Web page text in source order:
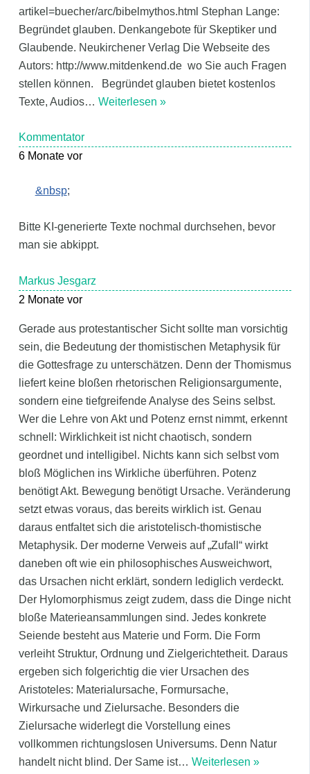
artikel=buecher/arc/bibelmythos.html Stephan Lange:
Begründet glauben. Denkangebote für Skeptiker und
Glaubende. Neukirchener Verlag Die Webseite des
Autors: http://www.mitdenkend.de wo Sie auch Fragen
stellen können. Begründet glauben bietet kostenlos
Texte, Audios… Weiterlesen »
Kommentator
6 Monate vor
&nbsp;
Bitte KI-generierte Texte nochmal durchsehen, bevor
man sie abkippt.
Markus Jesgarz
2 Monate vor
Gerade aus protestantischer Sicht sollte man vorsichtig
sein, die Bedeutung der thomistischen Metaphysik für
die Gottesfrage zu unterschätzen. Denn der Thomismus
liefert keine bloßen rhetorischen Religionsargumente,
sondern eine tiefgreifende Analyse des Seins selbst.
Wer die Lehre von Akt und Potenz ernst nimmt, erkennt
schnell: Wirklichkeit ist nicht chaotisch, sondern
geordnet und intelligibel. Nichts kann sich selbst vom
bloß Möglichen ins Wirkliche überführen. Potenz
benötigt Akt. Bewegung benötigt Ursache. Veränderung
setzt etwas voraus, das bereits wirklich ist. Genau
daraus entfaltet sich die aristotelisch-thomistische
Metaphysik. Der moderne Verweis auf „Zufall“ wirkt
daneben oft wie ein philosophisches Ausweichwort,
das Ursachen nicht erklärt, sondern lediglich verdeckt.
Der Hylomorphismus zeigt zudem, dass die Dinge nicht
bloße Materieansammlungen sind. Jedes konkrete
Seiende besteht aus Materie und Form. Die Form
verleiht Struktur, Ordnung und Zielgerichtetheit. Daraus
ergeben sich folgerichtig die vier Ursachen des
Aristoteles: Materialursache, Formursache,
Wirkursache und Zielursache. Besonders die
Zielursache widerlegt die Vorstellung eines
vollkommen richtungslosen Universums. Denn Natur
handelt nicht blind. Der Same ist… Weiterlesen »